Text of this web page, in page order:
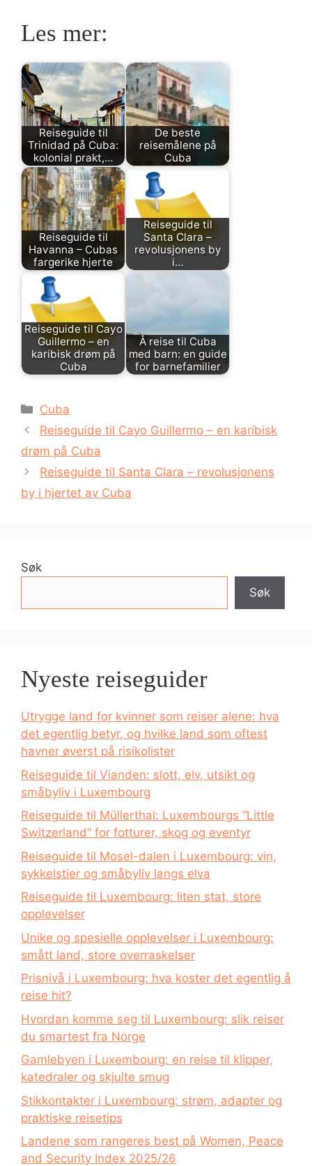
Les mer:
Reiseguide til
Trinidad på Cuba:
kolonial prakt,…
De beste
reisemålene på
Cuba
Reiseguide til
Havanna – Cubas
fargerike hjerte
Reiseguide til
Santa Clara –
revolusjonens by
i…
Reiseguide til Cayo
Guillermo – en
karibisk drøm på
Cuba
Å reise til Cuba
med barn: en guide
for barnefamilier
Kategorier
Cuba
Reiseguide til Cayo Guillermo – en karibisk
drøm på Cuba
Reiseguide til Santa Clara – revolusjonens
by i hjertet av Cuba
Søk
Søk
Nyeste reiseguider
Utrygge land for kvinner som reiser alene: hva
det egentlig betyr, og hvilke land som oftest
havner øverst på risikolister
Reiseguide til Vianden: slott, elv, utsikt og
småbyliv i Luxembourg
Reiseguide til Müllerthal: Luxembourgs “Little
Switzerland” for fotturer, skog og eventyr
Reiseguide til Mosel-dalen i Luxembourg: vin,
sykkelstier og småbyliv langs elva
Reiseguide til Luxembourg: liten stat, store
opplevelser
Unike og spesielle opplevelser i Luxembourg:
smått land, store overraskelser
Prisnivå i Luxembourg: hva koster det egentlig å
reise hit?
Hvordan komme seg til Luxembourg: slik reiser
du smartest fra Norge
Gamlebyen i Luxembourg: en reise til klipper,
katedraler og skjulte smug
Stikkontakter i Luxembourg: strøm, adapter og
praktiske reisetips
Landene som rangeres best på Women, Peace
and Security Index 2025/26